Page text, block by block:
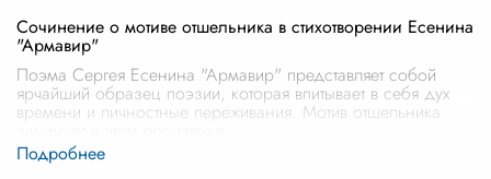
Сочинение о мотиве отшельника в стихотворении Есенина
"Армавир"
Поэма Сергея Есенина "Армавир" представляет собой
ярчайший образец поэзии, которая впитывает в себя дух
времени и личностные переживания. Мотив отшельника